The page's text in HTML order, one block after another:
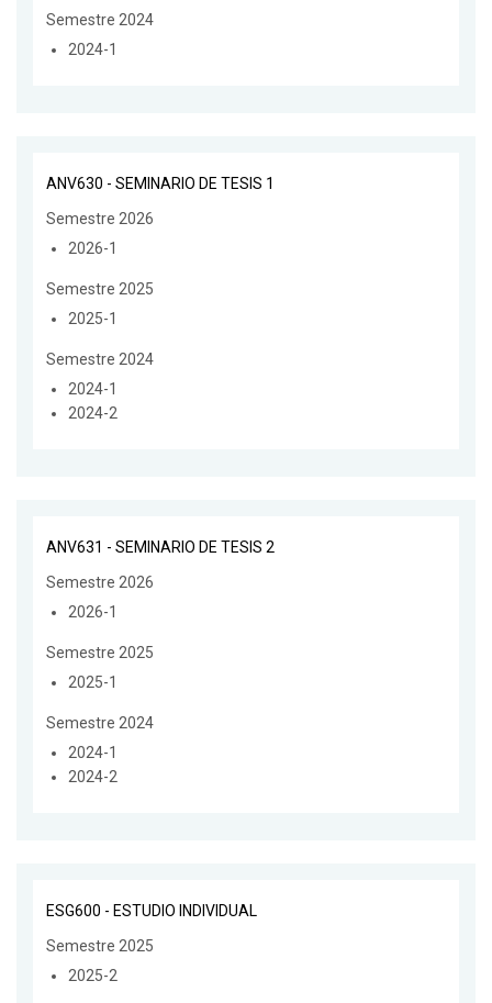
Semestre 2024
2024-1
ANV630 - SEMINARIO DE TESIS 1
Semestre 2026
2026-1
Semestre 2025
2025-1
Semestre 2024
2024-1
2024-2
ANV631 - SEMINARIO DE TESIS 2
Semestre 2026
2026-1
Semestre 2025
2025-1
Semestre 2024
2024-1
2024-2
ESG600 - ESTUDIO INDIVIDUAL
Semestre 2025
2025-2